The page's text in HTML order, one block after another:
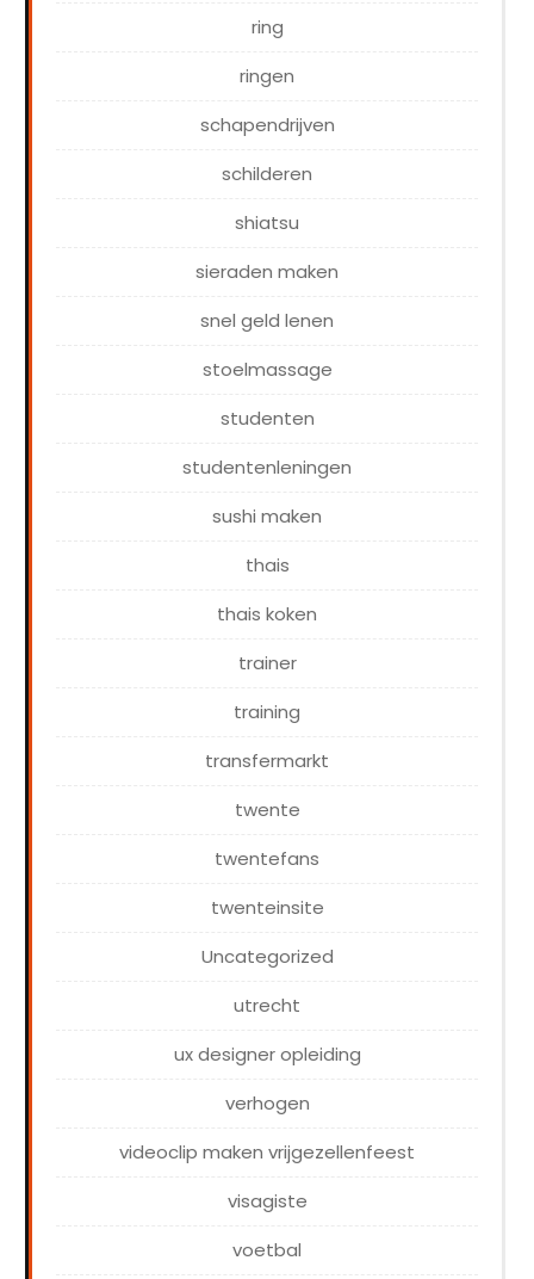
ring
ringen
schapendrijven
schilderen
shiatsu
sieraden maken
snel geld lenen
stoelmassage
studenten
studentenleningen
sushi maken
thais
thais koken
trainer
training
transfermarkt
twente
twentefans
twenteinsite
Uncategorized
utrecht
ux designer opleiding
verhogen
videoclip maken vrijgezellenfeest
visagiste
voetbal